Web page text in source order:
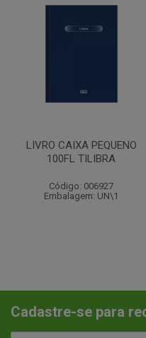
LIVRO CAIXA PEQUENO
100FL TILIBRA
Código: 006927
Embalagem: UN\1
Cadastre-se para